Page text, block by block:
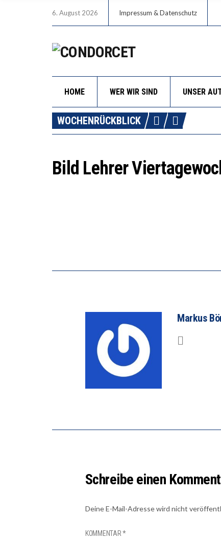
6. August 2026 Impressum & Datenschutz
HOME WER WIR SIND UNSER
WOCHENRÜCKBLICK
Bild Lehrer
Markus
Schreibe einen
Deine E-Mail-Adresse wird nicht
KOMMENTAR*